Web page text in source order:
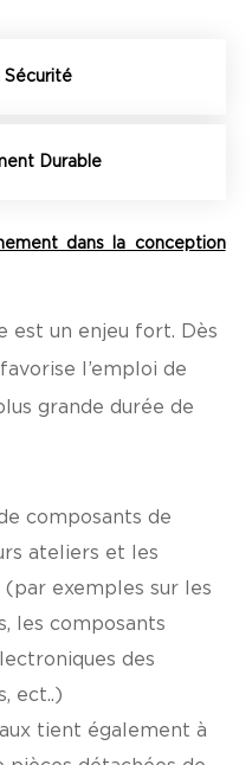
Sécurité
Durable
dans la conception
est un enjeu fort. Dès
l’emploi de
grande durée de
composants de
ateliers et les
(par exemples sur les
les composants
des
ect..)
tient également à